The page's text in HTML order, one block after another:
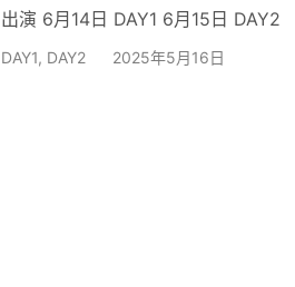
出演 6月14日 DAY1 6月15日 DAY2
DAY1, DAY2 2025年5月16日